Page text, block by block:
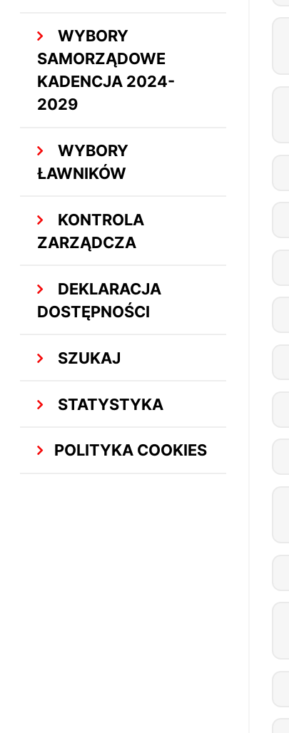
WYBORY
SAMORZĄDOWE
KADENCJA 2024-
2029
WYBORY
ŁAWNIKÓW
KONTROLA
ZARZĄDCZA
DEKLARACJA
DOSTĘPNOŚCI
SZUKAJ
STATYSTYKA
POLITYKA COOKIES